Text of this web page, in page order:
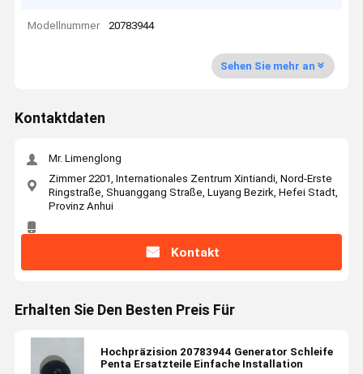
Modellnummer 20783944
Sehen Sie mehr an
Kontaktdaten
Mr. Limenglong
Zimmer 2201, Internationales Zentrum Xintiandi, Nord-Erste
Ringstraße, Shuanggang Straße, Luyang Bezirk, Hefei Stadt,
Provinz Anhui
Kontakt
Erhalten Sie Den Besten Preis Für
Hochpräzision 20783944 Generator Schleife
Penta Ersatzteile Einfache Installation